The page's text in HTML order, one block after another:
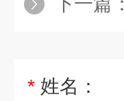
* 姓名：